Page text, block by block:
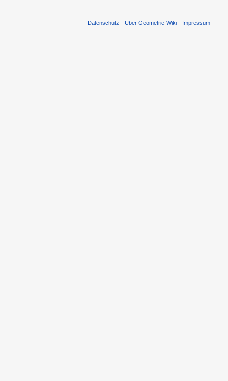
Datenschutz Über Geometrie-Wiki Impressum